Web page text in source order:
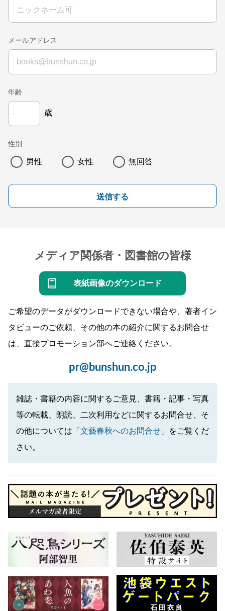
メールアドレス
年齢
歳
性別
男性 女性 無回答
送信する
メディア関係者・図書館の皆様
表紙画像のダウンロード
ご希望のデータがダウンロードできない場合や、著者イン
タビューのご依頼、その他の本の紹介に関するお問合せ
は、直接プロモーション部へご連絡ください。
pr@bunshun.co.jp
雑誌・書籍の内容に関するご意見、書籍・記事・写真
等の転載、朗読、二次利用などに関するお問合せ、そ
の他については 「文藝春秋へのお問合せ」
をご覧くだ
さい。